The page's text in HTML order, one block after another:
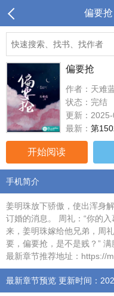
偏要
偏要抢
作者：天难
状态：完结
更新：
最新： 第
开始阅读
手机简介
姜明珠放下骄傲，使出浑身
订婚的消息。 周礼：“你的
来，姜明珠嫁给他兄弟，周
要，偏要抢，是不是贱？”
最新章节推荐地址：https://
最新章节预览 更新时间：